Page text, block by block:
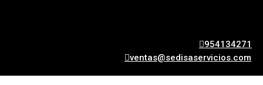
954134271
ventas@sedisaservicios.com